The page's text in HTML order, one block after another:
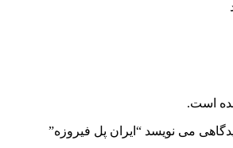
است.
می نویسد “ایران پل فیروزه”